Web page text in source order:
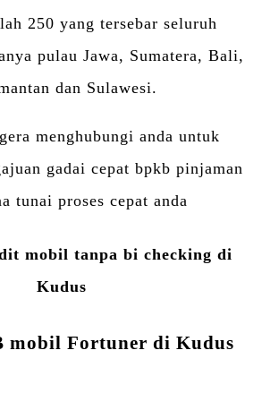
250 yang tersebar seluruh
pulau Jawa, Sumatera, Bali,
dan Sulawesi.
menghubungi anda untuk
gadai cepat bpkb pinjaman
tunai proses cepat anda
mobil tanpa bi checking di
Kudus
mobil Fortuner di Kudus